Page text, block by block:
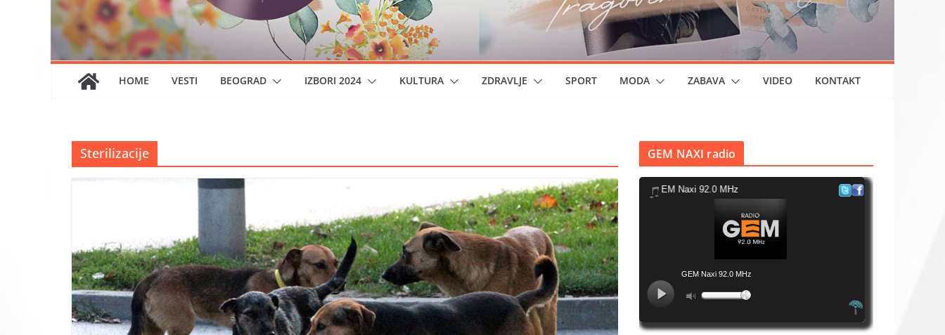
HOME VESTI BEOGRAD IZBORI 2024 KULTURA ZDRAVLJE SPORT MODA ZABAVA VIDEO KONTAKT
Sterilizacije GEM NAXI radio